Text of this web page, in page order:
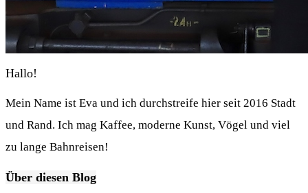
Hallo!
Mein Name ist Eva und ich durchstreife hier seit 2016 Stadt
und Rand. Ich mag Kaffee, moderne Kunst, Vögel und viel
zu lange Bahnreisen!
Über diesen Blog